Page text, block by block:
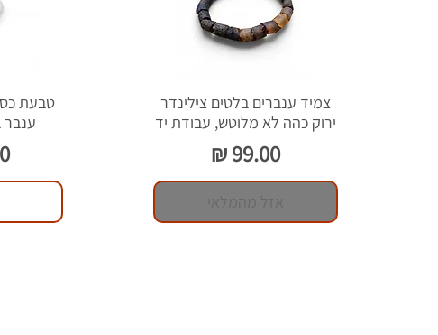
צמיד ענברים בלטים צילינדר
ירוק כהה לא מלוטש, עבודת יד
מחיר‏99.00 ‏₪
ענבר
‏219.00 ‏₪